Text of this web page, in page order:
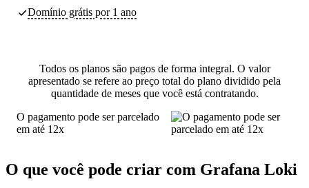
Domínio grátis por 1 ano
Todos os planos são pagos de forma integral. O valor
apresentado se refere ao preço total do plano dividido pela
quantidade de meses que você está contratando.
O pagamento pode ser parcelado
em até 12x
O que você pode criar com Grafana Loki